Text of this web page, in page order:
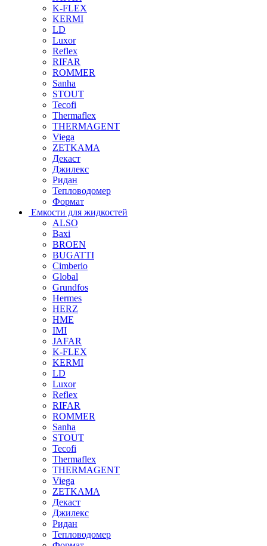
K-FLEX
KERMI
LD
Luxor
Reflex
RIFAR
ROMMER
Sanha
STOUT
Tecofi
Thermaflex
THERMAGENT
Viega
ZETKAMA
Декаст
Джилекс
Ридан
Тепловодомер
Формат
Емкости для жидкостей
ALSO
Baxi
BROEN
BUGATTI
Cimberio
Global
Grundfos
Hermes
HERZ
HME
IMI
JAFAR
K-FLEX
KERMI
LD
Luxor
Reflex
RIFAR
ROMMER
Sanha
STOUT
Tecofi
Thermaflex
THERMAGENT
Viega
ZETKAMA
Декаст
Джилекс
Ридан
Тепловодомер